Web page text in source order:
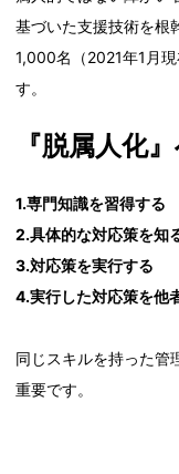
基づいた支援技術を根
1,000名（2021年1月
す。
『脱属人化
1.専門知識を習得する
2.具体的な対応策を知
3.対応策を実行する
4.実行した対応策を他
同じスキルを持った管
重要です。